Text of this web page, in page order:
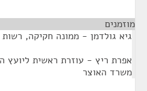
מוזמנים
גיא גולדמן - ממונה חקיקה,
אפרת ריץ - עוזרת ראשית ליועץ
משרד האוצר